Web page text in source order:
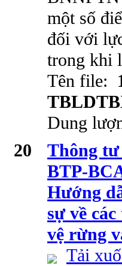
một số
đối với
trong khi
Tên file:
Dung
20
Thông
BTP-
Hướng
sự về
vệ rừng
Tải